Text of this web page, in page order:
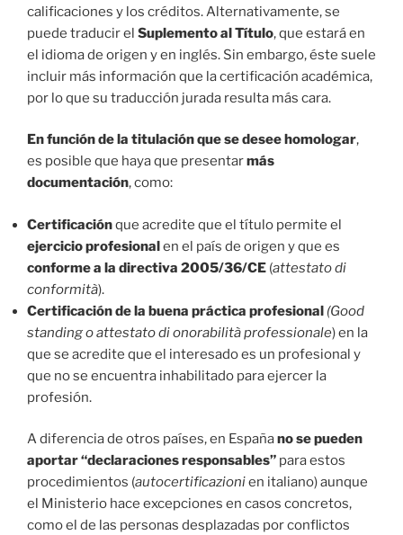
calificaciones y los créditos. Alternativamente, se
puede traducir el Suplemento al Título, que estará en
el idioma de origen y en inglés. Sin embargo, éste suele
incluir más información que la certificación académica,
por lo que su traducción jurada resulta más cara.
En función de la titulación que se desee homologar,
es posible que haya que presentarmás
documentación, como:
Certificaciónque acredite que el título permite el
ejercicio profesionalen el país de origen y que es
conforme a la directiva 2005/36/CE (attestato di
conformità).
Certificación de la buena práctica profesional (Good
standing o attestato di onorabilità professionale) en la
que se acredite que el interesado es un profesional y
que no se encuentra inhabilitado para ejercer la
profesión.
A diferencia de otros países, en Españano se pueden
aportar “declaraciones responsables” para estos
procedimientos (autocertificazionien italiano) aunque
el Ministerio hace excepciones en casos concretos,
como el de las personas desplazadas por conflictos